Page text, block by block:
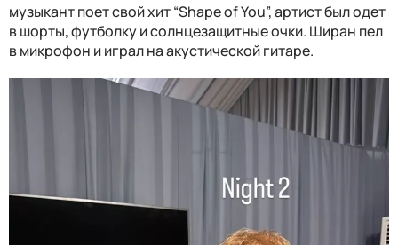
музыкант поет свой хит “Shape of You”, артист был одет
в шорты, футболку и солнцезащитные очки. Ширан пел
в микрофон и играл на акустической гитаре.